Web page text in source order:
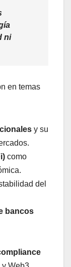
ni
en temas
y su
como
del
bancos